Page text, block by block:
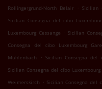
Rollingergrund-North Belair
. Sicilian
Sicilian Consegna del cibo
Luxembourg Cessange
. Sicilian
Consegna del cibo Luxembourg Gare
Muhlenbach
. Sicilian Consegna del
Sicilian Consegna del cibo Luxembourg
Weimerskirch . Sicilian Consegna del